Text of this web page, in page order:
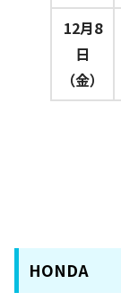
12月8
日
（金）
HONDA